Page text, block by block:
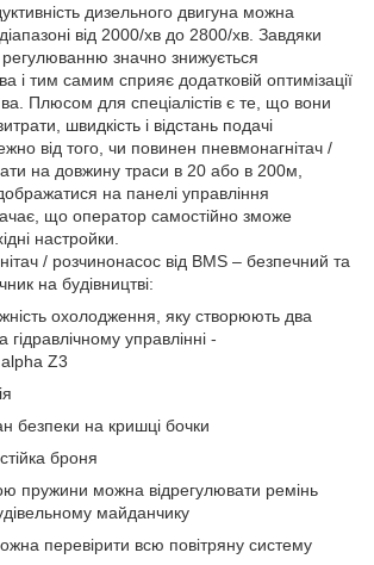
дизельного двигуна можна
від 2000/хв до 2800/хв. Завдяки
регулюванню значно знижується
і тим самим сприяє додатковій оптимізації
Плюсом для спеціалістів є те, що вони
швидкість і відстань подачі
від того, чи повинен пневмонагнітач /
на довжину траси в 20 або в 200м,
на панелі управління
що оператор самостійно зможе
настройки.
/ розчинонасос від BMS – безпечний та
на будівництві:
охолодження, яку створюють два
гідравлічному управлінні -
Z3
безпеки на кришці бочки
броня
пружини можна відрегулювати ремінь
майданчику
перевірити всю повітряну систему